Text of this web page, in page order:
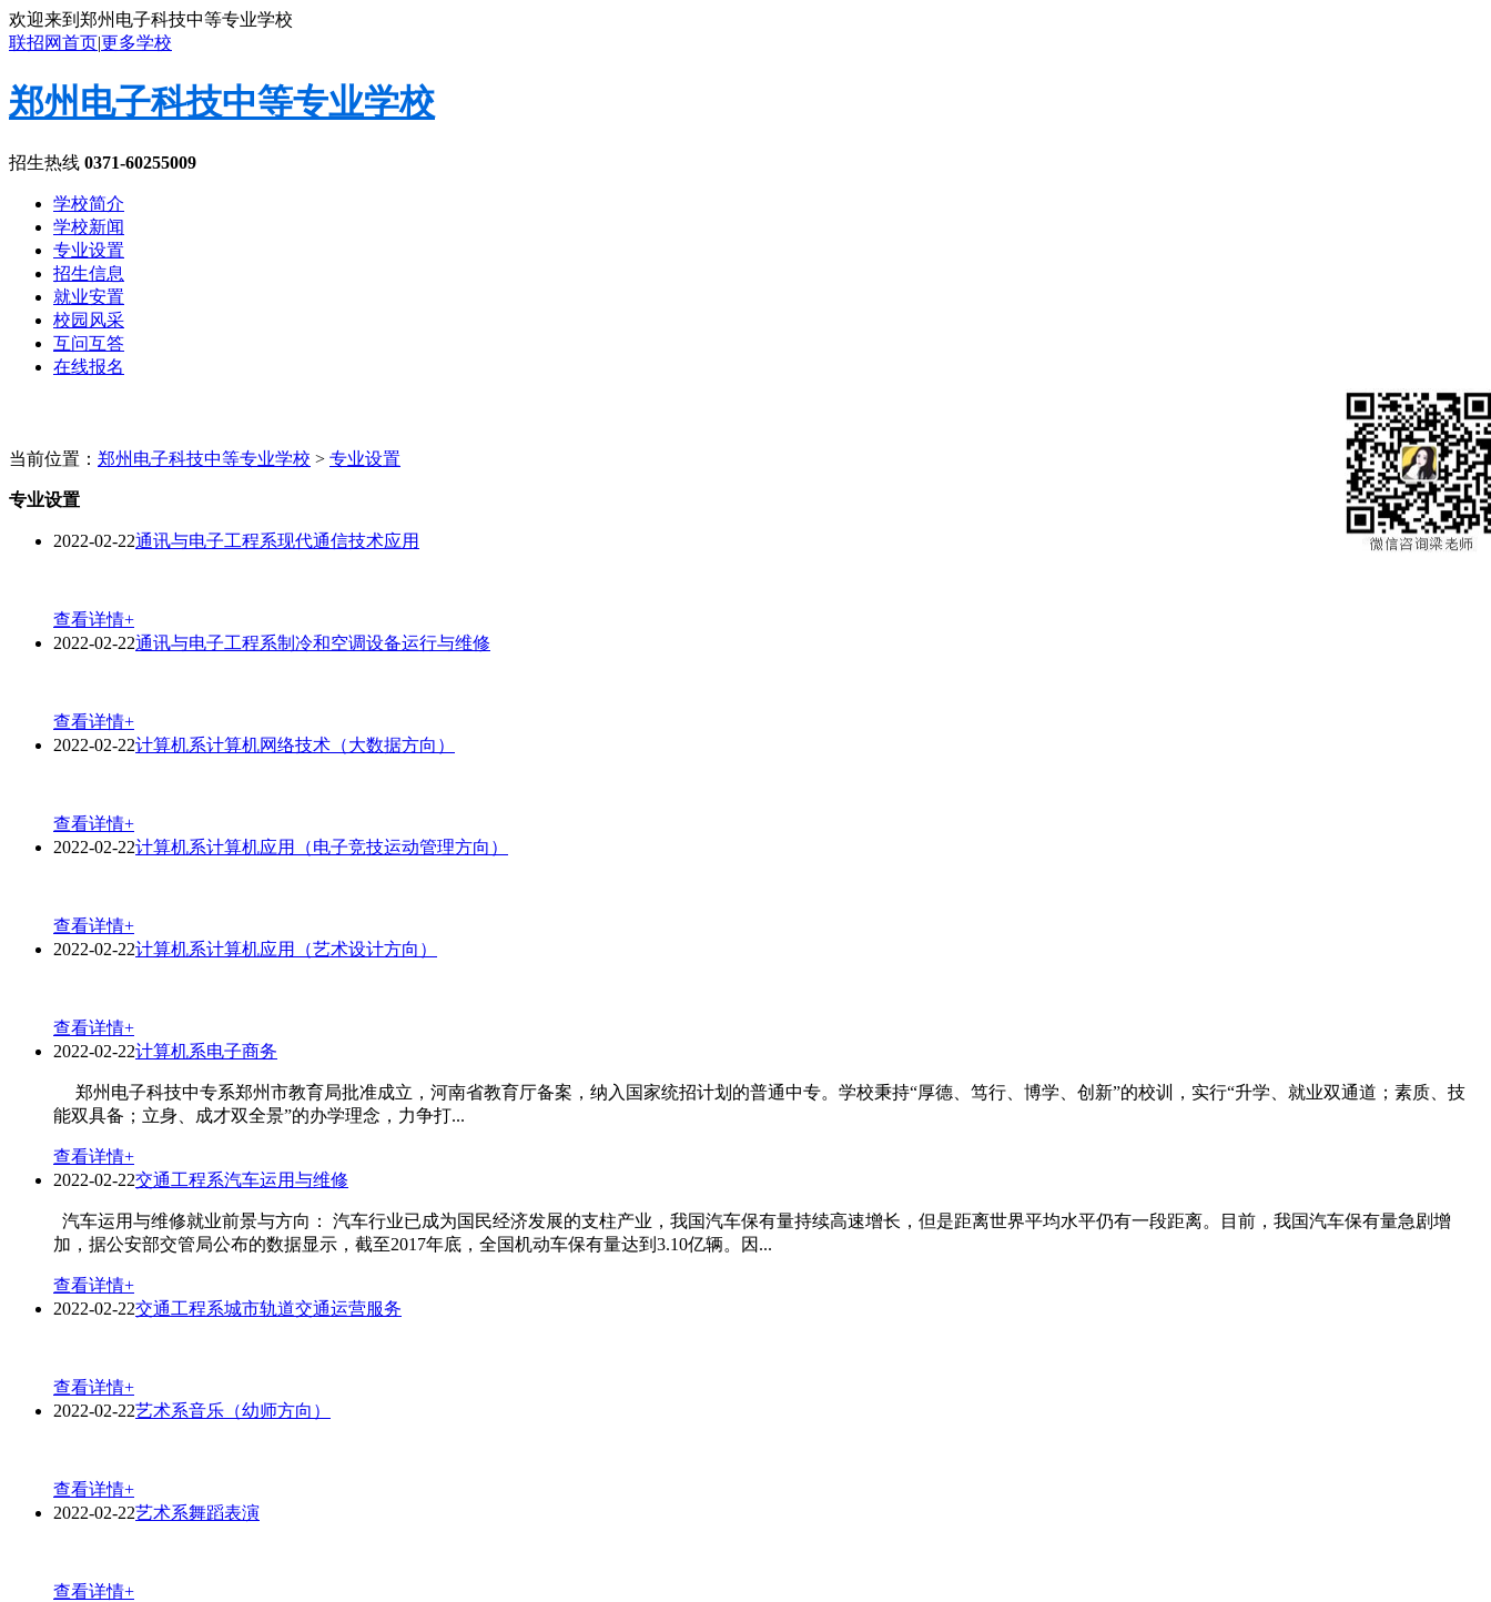
欢迎来到郑州电子科技中等专业学校
联招网首页|更多学校
郑州电子科技中等专业学校
招生热线 0371-60255009
学校简介
学校新闻
专业设置
招生信息
就业安置
校园风采
互问互答
在线报名
当前位置： 郑州电子科技中等专业学校 > 专业设置
专业设置
2022-02-22通讯与电子工程系现代通信技术应用
查看详情+
2022-02-22通讯与电子工程系制冷和空调设备运行与维修
查看详情+
2022-02-22计算机系计算机网络技术（大数据方向）
查看详情+
2022-02-22计算机系计算机应用（电子竞技运动管理方向）
查看详情+
2022-02-22计算机系计算机应用（艺术设计方向）
查看详情+
2022-02-22计算机系电子商务
郑州电子科技中专系郑州市教育局批准成立，河南省教育厅备案，纳入国家统招计划的普通中专。学校秉持“厚德、笃行、博学、创新”的校训，实行“升学、就业双通道；素质、技
能双具备；立身、成才双全景”的办学理念，力争打...
查看详情+
2022-02-22交通工程系汽车运用与维修
汽车运用与维修就业前景与方向： 汽车行业已成为国民经济发展的支柱产业，我国汽车保有量持续高速增长，但是距离世界平均水平仍有一段距离。目前，我国汽车保有量急剧增
加，据公安部交管局公布的数据显示，截至2017年底，全国机动车保有量达到3.10亿辆。因...
查看详情+
2022-02-22交通工程系城市轨道交通运营服务
查看详情+
2022-02-22艺术系音乐（幼师方向）
查看详情+
2022-02-22艺术系舞蹈表演
查看详情+